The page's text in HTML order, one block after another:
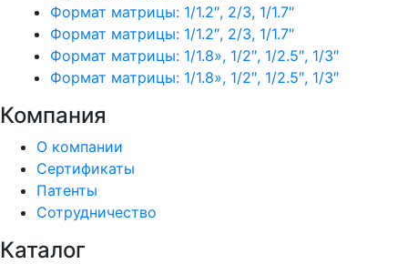
Формат матрицы: 1/1.2″, 2/3, 1/1.7″
Формат матрицы: 1/1.2″, 2/3, 1/1.7″
Формат матрицы: 1/1.8», 1/2″, 1/2.5″, 1/3″
Формат матрицы: 1/1.8», 1/2″, 1/2.5″, 1/3″
Компания
О компании
Сертификаты
Патенты
Сотрудничество
Каталог